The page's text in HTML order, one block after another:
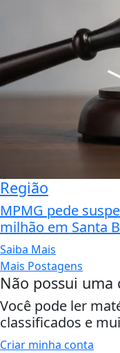
Região
MPMG pede
milhão em Santa
Saiba Mais
Mais Postagens
Não possui uma
Você pode ler
classificados e
Criar minha conta